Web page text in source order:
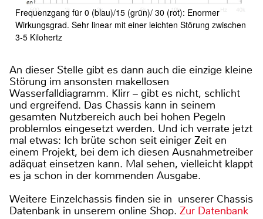
Frequenzgang für 0 (blau)/15 (grün)/ 30 (rot): Enormer
Wirkungsgrad. Sehr linear mit einer leichten Störung zwischen
3-5 Kilohertz
An dieser Stelle gibt es dann auch die einzige kleine
Störung im ansonsten makellosen
Wasserfalldiagramm. Klirr – gibt es nicht, schlicht
und ergreifend. Das Chassis kann in seinem
gesamten Nutzbereich auch bei hohen Pegeln
problemlos eingesetzt werden. Und ich verrate jetzt
mal etwas: Ich brüte schon seit einiger Zeit en
einem Projekt, bei dem ich diesen Ausnahmetreiber
adäquat einsetzen kann. Mal sehen, vielleicht klappt
es ja schon in der kommenden Ausgabe.
Weitere Einzelchassis finden sie in unserer Chassis
Datenbank in unserem online Shop. Zur Datenbank